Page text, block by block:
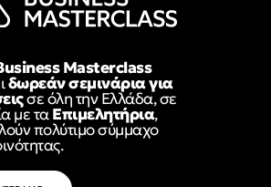
Masterclass
δωρεάν σεμινάρια για
σε όλη την Ελλάδα, σε
με ταΕπιμελητήρια,
πολύτιμο σύμμαχο